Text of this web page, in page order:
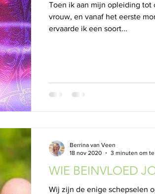
Toen ik aan mijn opleiding tot
vrouw, en vanaf het eerste
ervaarde ik een soort...
WIE BEINVLOED
Wij zijn de enige schepselen
Berrina van Veen
18 nov 2020
3 minuten om